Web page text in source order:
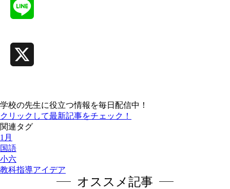
学校の先生に役立つ情報を毎日配信中！
クリックして最新記事をチェック！
関連タグ
1月
国語
小六
教科指導アイデア
オススメ記事